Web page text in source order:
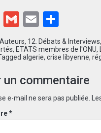
X GmailEmail
, 12. Débats & Interviews,
, ETATS membres de l'ONU,
algerie, crise libyenne,
un commentaire
e-mail ne sera pas publiée.
*